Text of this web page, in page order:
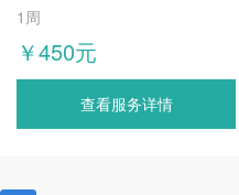
1周
￥450元
查看服务详情